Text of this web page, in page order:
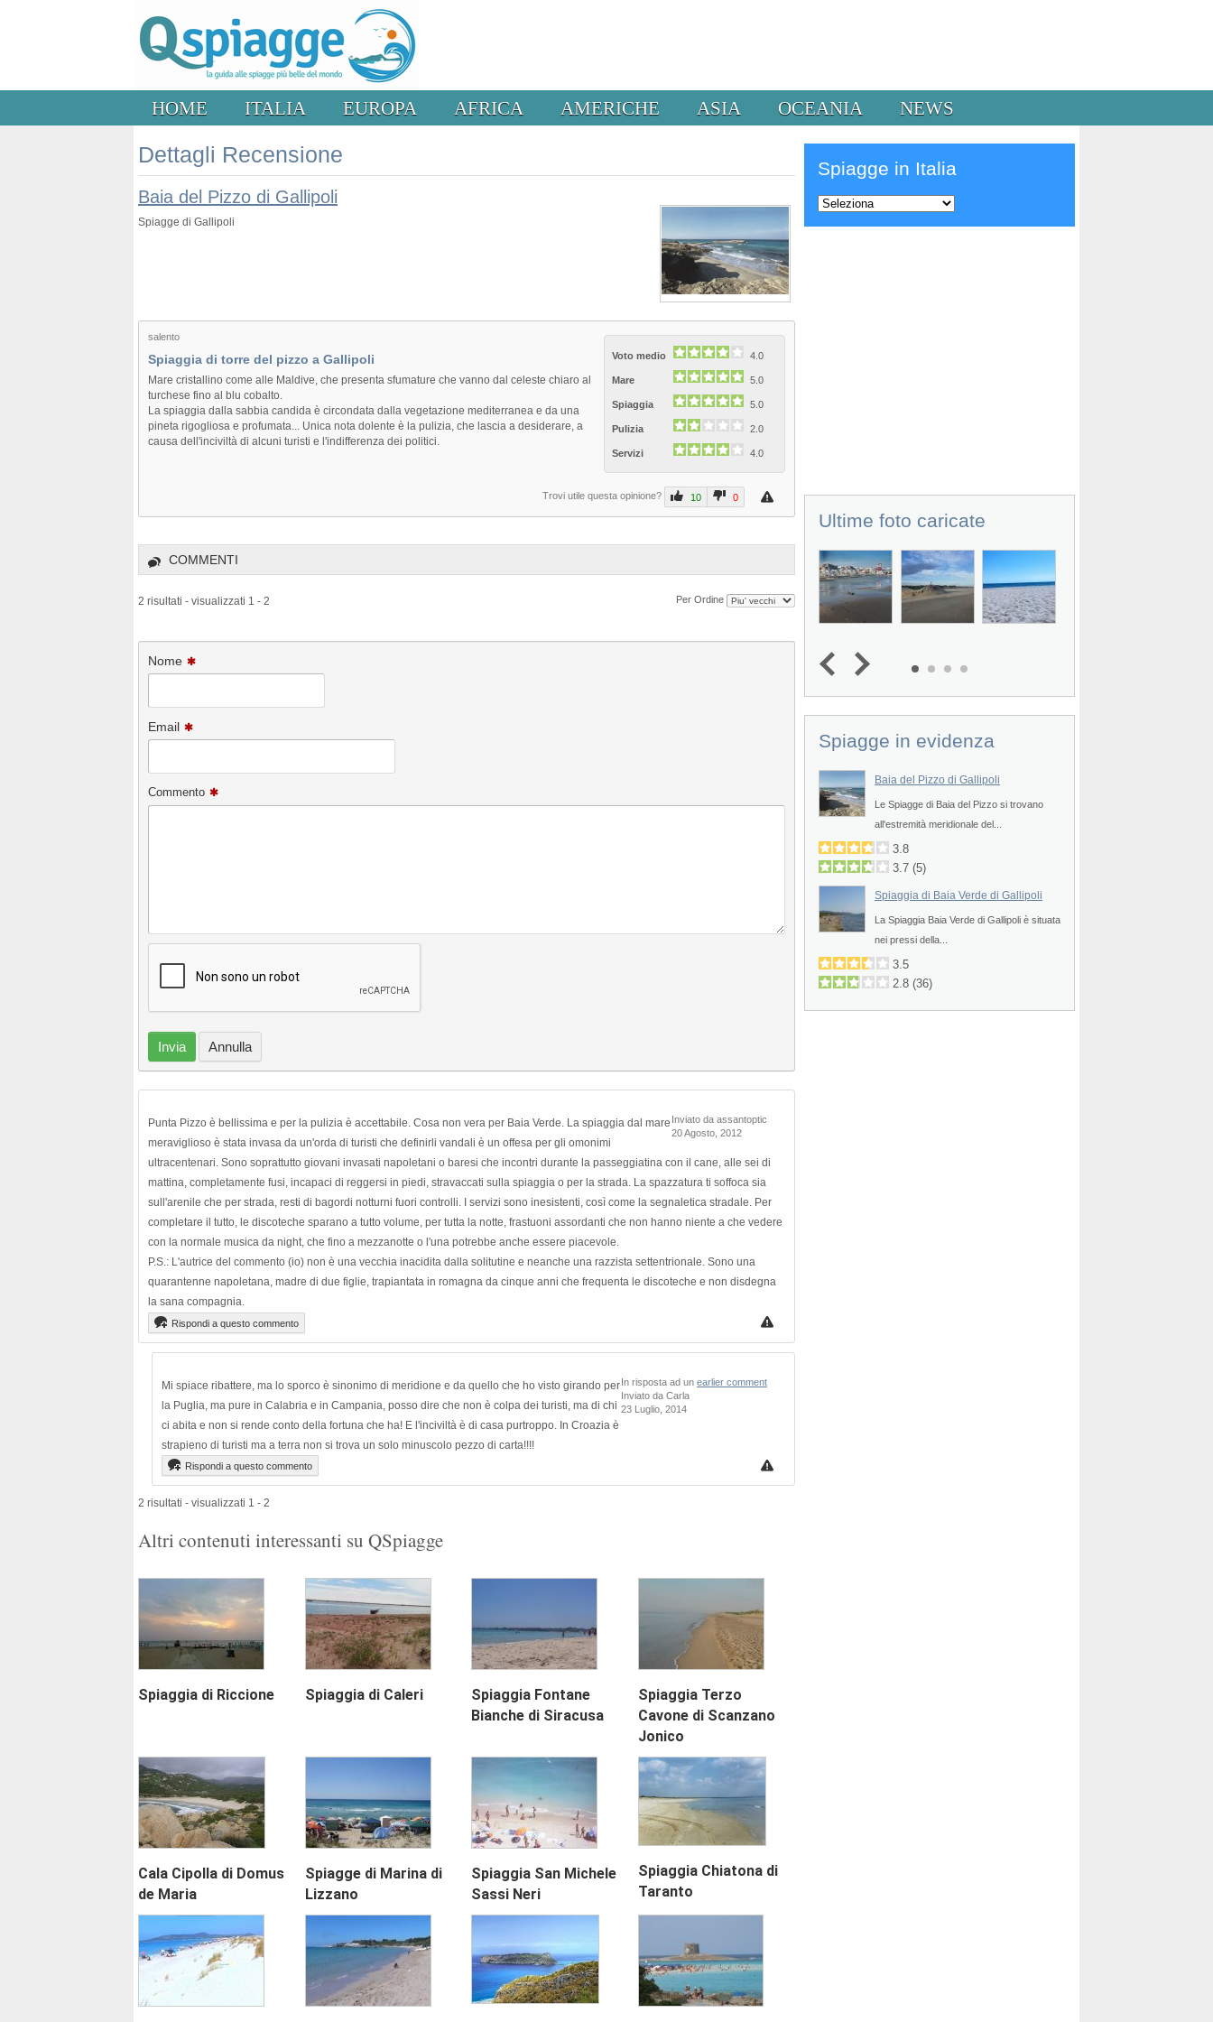
HOME ITALIA EUROPA AFRICA AMERICHE ASIA OCEANIA NEWS
Dettagli Recensione
Baia del Pizzo di Gallipoli
Spiagge di Gallipoli
salento
Voto medio
4.0
Mare 5.0
Spiaggia 5.0
Pulizia 2.0
Servizi 4.0
Spiaggia di torre del pizzo a Gallipoli
Mare cristallino come alle Maldive, che presenta sfumature che vanno dal celeste chiaro al
turchese fino al blu cobalto.
La spiaggia dalla sabbia candida è circondata dalla vegetazione mediterranea e da una
pineta rigogliosa e profumata... Unica nota dolente è la pulizia, che lascia a desiderare, a
causa dell'inciviltà di alcuni turisti e l'indifferenza dei politici.
Trovi utile questa opinione? 10 0
COMMENTI
2 risultati - visualizzati 1 - 2 Per Ordine
Nome
Email
Commento
Invia Annulla
Inviato da assantoptic
20 Agosto, 2012
Punta Pizzo è bellissima e per la pulizia è accettabile. Cosa non vera per Baia Verde. La spiaggia dal mare
meraviglioso è stata invasa da un'orda di turisti che definirli vandali è un offesa per gli omonimi
ultracentenari. Sono soprattutto giovani invasati napoletani o baresi che incontri durante la passeggiatina con il cane, alle sei di
mattina, completamente fusi, incapaci di reggersi in piedi, stravaccati sulla spiaggia o per la strada. La spazzatura ti soffoca sia
sull'arenile che per strada, resti di bagordi notturni fuori controlli. I servizi sono inesistenti, così come la segnaletica stradale. Per
completare il tutto, le discoteche sparano a tutto volume, per tutta la notte, frastuoni assordanti che non hanno niente a che vedere
con la normale musica da night, che fino a mezzanotte o l'una potrebbe anche essere piacevole.
P.S.: L'autrice del commento (io) non è una vecchia inacidita dalla solitutine e neanche una razzista settentrionale. Sono una
quarantenne napoletana, madre di due figlie, trapiantata in romagna da cinque anni che frequenta le discoteche e non disdegna
la sana compagnia.
Rispondi a questo commento
In risposta ad un earlier comment
Inviato da Carla
23 Luglio, 2014
Mi spiace ribattere, ma lo sporco è sinonimo di meridione e da quello che ho visto girando per
la Puglia, ma pure in Calabria e in Campania, posso dire che non è colpa dei turisti, ma di chi
ci abita e non si rende conto della fortuna che ha! E l'inciviltà è di casa purtroppo. In Croazia è
strapieno di turisti ma a terra non si trova un solo minuscolo pezzo di carta!!!!
Rispondi a questo commento
2 risultati - visualizzati 1 - 2
Altri contenuti interessanti su QSpiagge
Spiaggia di Riccione Spiaggia di Caleri
Spiaggia Fontane
Bianche di Siracusa
Spiaggia Terzo
Cavone di Scanzano
Jonico
Cala Cipolla di Domus
de Maria
Spiagge di Marina di
Lizzano
Spiaggia San Michele
Sassi Neri
Spiaggia Chiatona di
Taranto
Spiagge in Italia
Ultime foto caricate
Spiagge in evidenza
Baia del Pizzo di Gallipoli
Le Spiagge di Baia del Pizzo si trovano
all'estremità meridionale del...
3.8
3.7 (5)
Spiaggia di Baia Verde di Gallipoli
La Spiaggia Baia Verde di Gallipoli è situata
nei pressi della...
3.5
2.8 (36)